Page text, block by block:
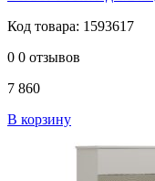
Код товара: 1593617
0 0 отзывов
7 860
В корзину